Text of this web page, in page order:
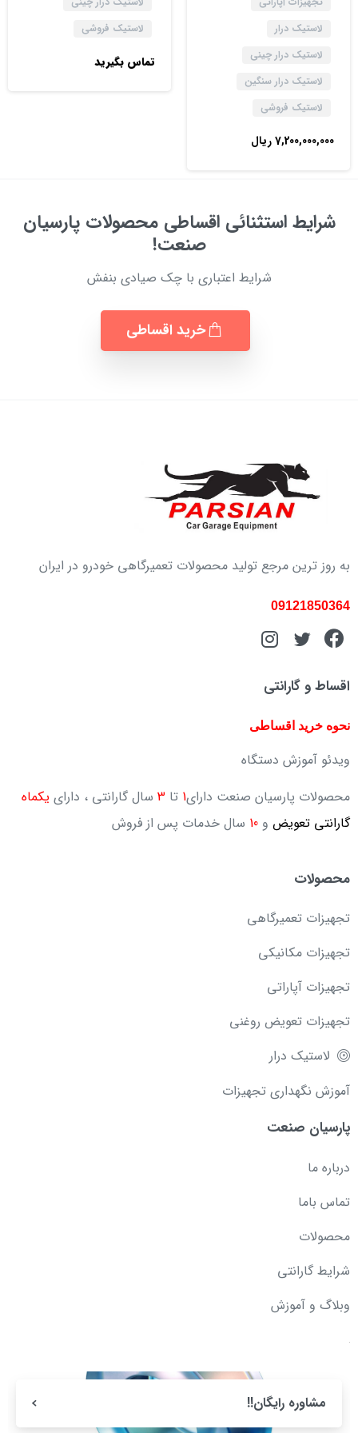
لاستیک درار
لاستیک درار چینی
لاستیک درار سنگین
لاستیک فروشی
7,200,000,000ریال
لاستیک فروشی
تماس بگیرید
شرایط استثنائی اقساطی محصولات پارسیان
صنعت!
شرایط اعتباری با چک صیادی بنفش
خرید اقساطی
به روز ترین مرجع تولید محصولات تعمیرگاهی خودرو در ایران
09121850364
اقساط و گارانتی
نحوه خرید اقساطی
ویدئو آموزش دستگاه
محصولات پارسیان صنعت دارای1 تا 3 سال گارانتی ، دارای یکماه
گارانتی تعویض و 10 سال خدمات پس از فروش
محصولات
تجهیزات تعمیرگاهی
تجهیزات مکانیکی
تجهیزات آپاراتی
تجهیزات تعویض روغنی
لاستیک درار
آموزش نگهداری تجهیزات
پارسیان صنعت
درباره ما
تماس باما
محصولات
شرایط گارانتی
وبلاگ و آموزش
مشاوره رایگان!!